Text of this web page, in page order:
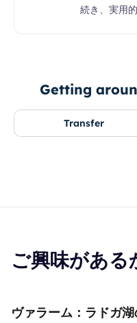
続き、実用
Getting
Transfer
ご興味がある
ヴァラーム：ラドガ